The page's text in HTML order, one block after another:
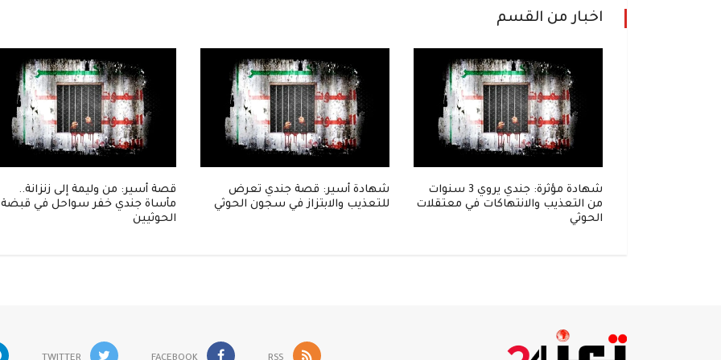
اخبار من القسم
شهادة مؤثرة: جندي يروي 3 سنوات
من التعذيب والانتهاكات في معتقلات
الحوثي
شهادة أسير: قصة جندي تعرض
للتعذيب والابتزاز في سجون الحوثي
قصة أسير: من وليمة إلى زنزانة..
مأساة جندي خفر سواحل في قبضة
الحوثيين